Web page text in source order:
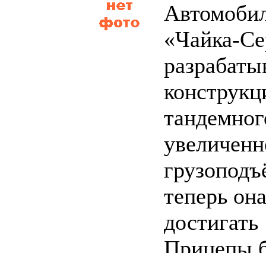
«Чайка-
теперь
достигать